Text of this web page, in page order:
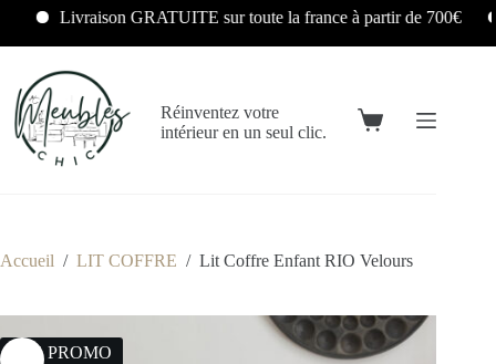
Livraison GRATUITE sur toute la france à partir de 700€
Réinventez votre
intérieur en un seul clic.
Accueil / LIT COFFRE / Lit Coffre Enfant RIO Velours
14% PROMO